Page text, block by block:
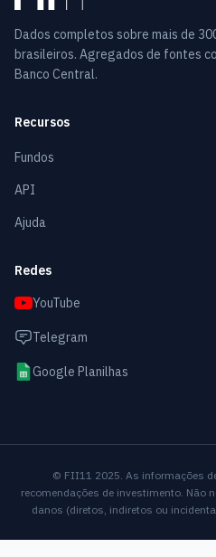
Dados completos sobre mais de
brasileiros. Agregados de fontes
Banco Central.
Recursos
Fundos
API
Ajuda
Redes
YouTube
Telegram
Google Planilhas
© FII11 2025. As informações
recomendações de investimento. Não
danos (diretos, indiretos ou